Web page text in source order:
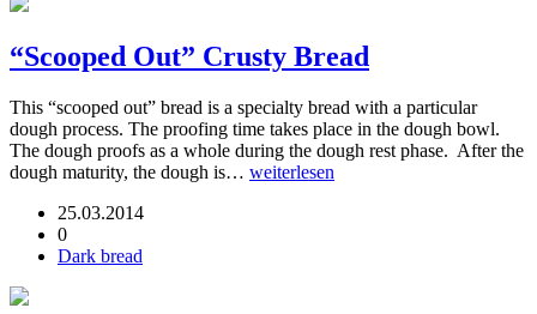
“Scooped Out” Crusty Bread
This “scooped out” bread is a specialty bread with a particular
dough process. The proofing time takes place in the dough bowl.
The dough proofs as a whole during the dough rest phase. After the
dough maturity, the dough is… weiterlesen
25.03.2014
0
Dark bread